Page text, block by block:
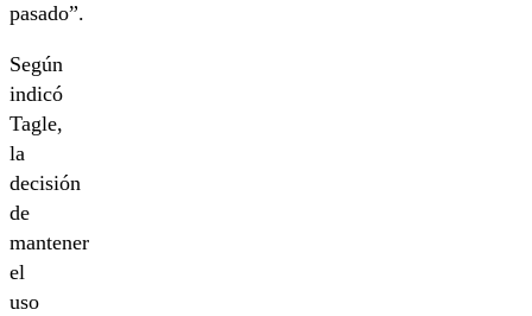
pasado”.
Según
indicó
Tagle,
la
decisión
de
mantener
el
uso